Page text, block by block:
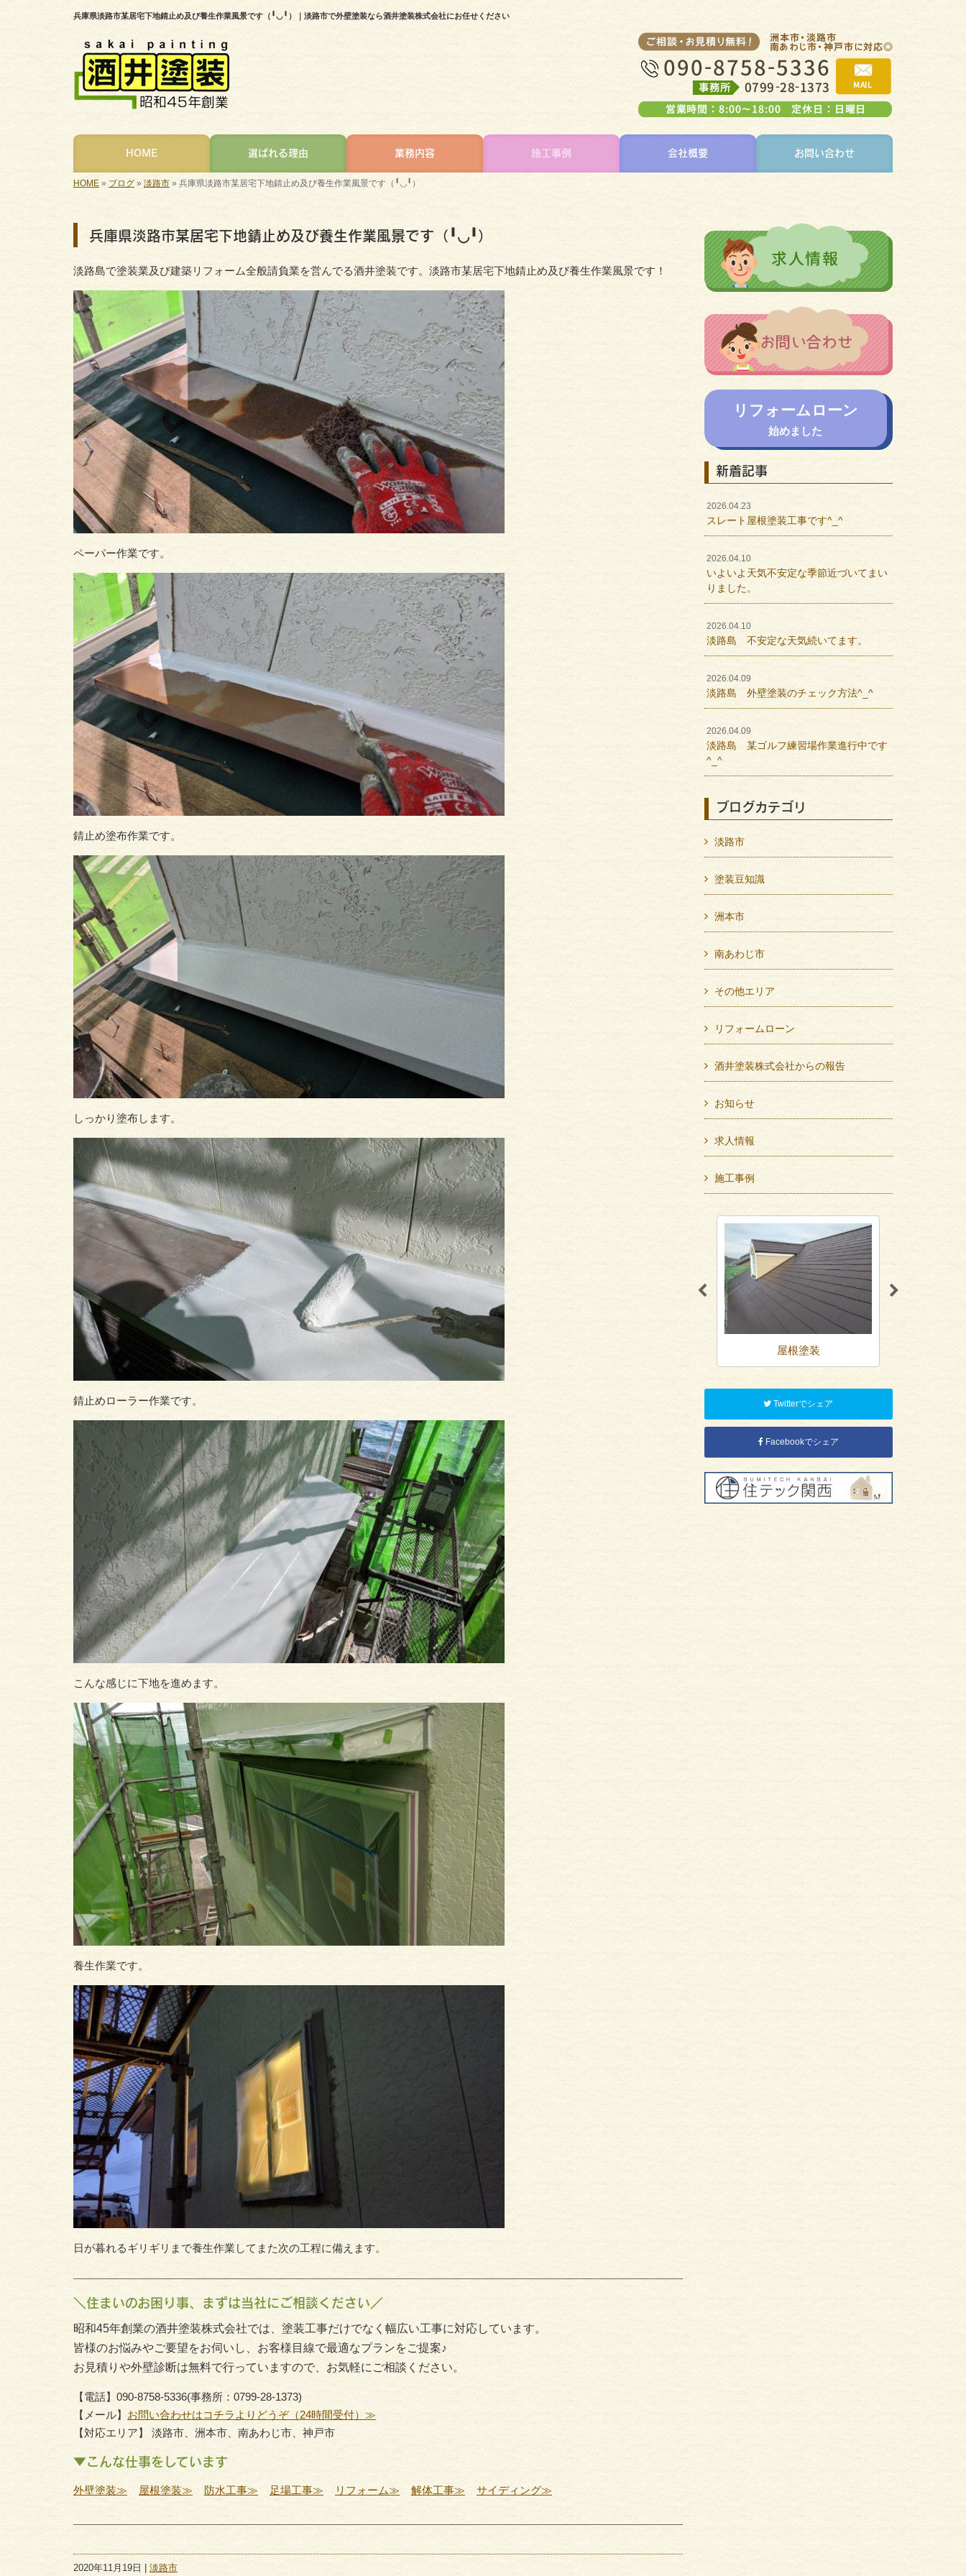
兵庫県淡路市某居宅下地錆止め及び養生作業風景です（╹◡╹）｜淡路市で外壁塗装なら酒井塗装株式会社にお任せください
HOME 選ばれる理由 業務内容 施工事例 会社概要 お問い合わせ
HOME » ブログ » 淡路市 »兵庫県淡路市某居宅下地錆止め及び養生作業風景です（╹◡╹）
兵庫県淡路市某居宅下地錆止め及び養生作業風景です（╹◡╹）
淡路島で塗装業及び建築リフォーム全般請負業を営んでる酒井塗装です。淡路市某居宅下地錆止め及び養生作業風景です！
ペーパー作業です。
錆止め塗布作業です。
しっかり塗布します。
錆止めローラー作業です。
こんな感じに下地を進めます。
養生作業です。
日が暮れるギリギリまで養生作業してまた次の工程に備えます。
＼住まいのお困り事、まずは当社にご相談ください／
昭和45年創業の酒井塗装株式会社では、塗装工事だけでなく幅広い工事に対応しています。
皆様のお悩みやご要望をお伺いし、お客様目線で最適なプランをご提案♪
お見積りや外壁診断は無料で行っていますので、お気軽にご相談ください。
【電話】090-8758-5336(事務所：0799-28-1373)
【メール】 お問い合わせはコチラよりどうぞ（24時間受付）≫
【対応エリア】 淡路市、洲本市、南あわじ市、神戸市
▼こんな仕事をしています
外壁塗装≫ 屋根塗装≫ 防水工事≫ 足場工事≫ リフォーム≫ 解体工事≫ サイディング≫
2020年11月19日 | 淡路市
リフォームローン
始めました
新着記事
2026.04.23
スレート屋根塗装工事です^_^
2026.04.10
いよいよ天気不安定な季節近づいてまい
りました。
2026.04.10
淡路島 不安定な天気続いてます。
2026.04.09
淡路島 外壁塗装のチェック方法^_^
2026.04.09
淡路島 某ゴルフ練習場作業進行中です
^_^
ブログカテゴリ
淡路市
塗装豆知識
洲本市
南あわじ市
その他エリア
リフォームローン
酒井塗装株式会社からの報告
お知らせ
求人情報
施工事例
サイディング 外壁塗装 屋根塗装
Twitterでシェア
Facebookでシェア